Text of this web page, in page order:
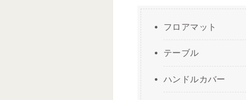
フロアマット
テーブル
ハンドルカバー